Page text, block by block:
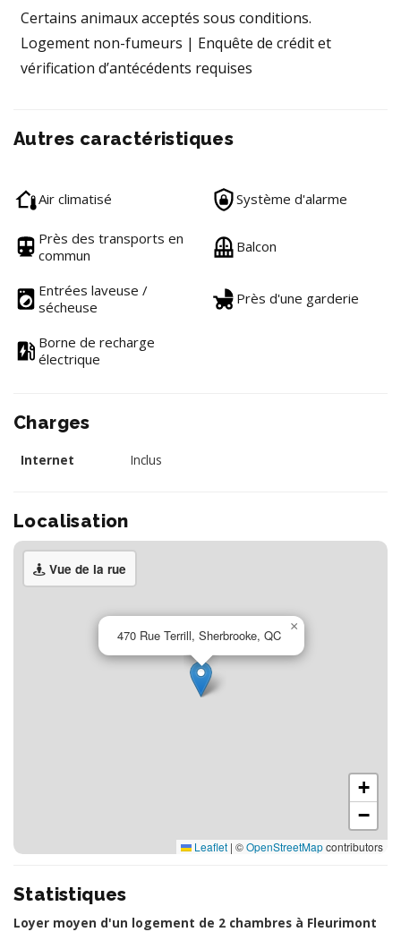
Certains animaux acceptés sous conditions.
Logement non-fumeurs | Enquête de crédit et
vérification d’antécédents requises
Autres caractéristiques
Air climatisé Système d'alarme
Près des transports en
commun
Balcon
Entrées laveuse /
sécheuse
Près d'une garderie
Borne de recharge
électrique
Charges
Internet Inclus
Localisation
Vue de la rue
470 Rue Terrill, Sherbrooke, QC
×
+
−
Leaflet | ©OpenStreetMapcontributors
Statistiques
Loyer moyen d'un logement de 2 chambres à Fleurimont